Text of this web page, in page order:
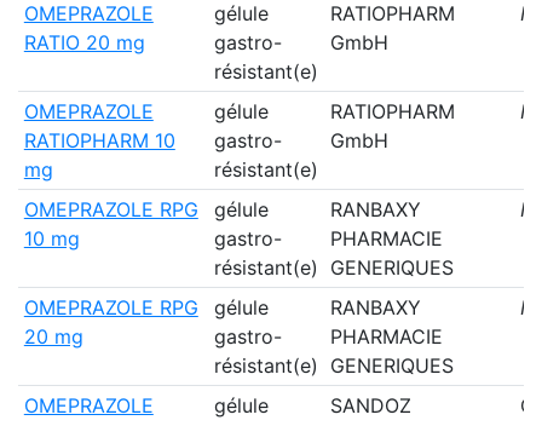
OMEPRAZOLE
RATIO 20 mg
gélule
gastro-
résistant(e)
RATIOPHARM
GmbH
OMEPRAZOLE
RATIOPHARM 10
mg
gélule
gastro-
résistant(e)
RATIOPHARM
GmbH
OMEPRAZOLE RPG
10 mg
gélule
gastro-
résistant(e)
RANBAXY
PHARMACIE
GENERIQUES
OMEPRAZOLE RPG
20 mg
gélule
gastro-
résistant(e)
RANBAXY
PHARMACIE
GENERIQUES
OMEPRAZOLE
gélule
SANDOZ